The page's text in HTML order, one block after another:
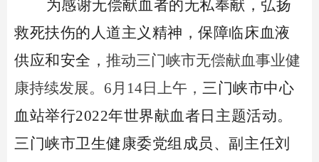
为感谢无偿献血者的无私奉献，弘扬
救死扶伤的人道主义精神，保障临床血液
供应和安全，推动三门峡市无偿献血事业健
康持续发展。 6月14日上午， 三门峡市中心
血站举行2022年世界献血者日主题活动。
三门峡市卫生健康委党组成员、副主任刘